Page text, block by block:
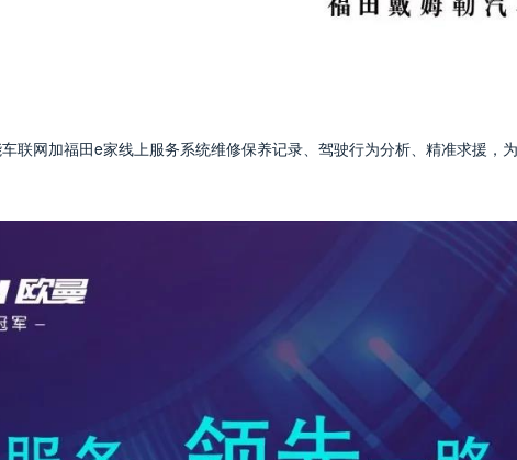
联网加福田e家线上服务系统维修保养记录、驾驶行为分析、精准求援，